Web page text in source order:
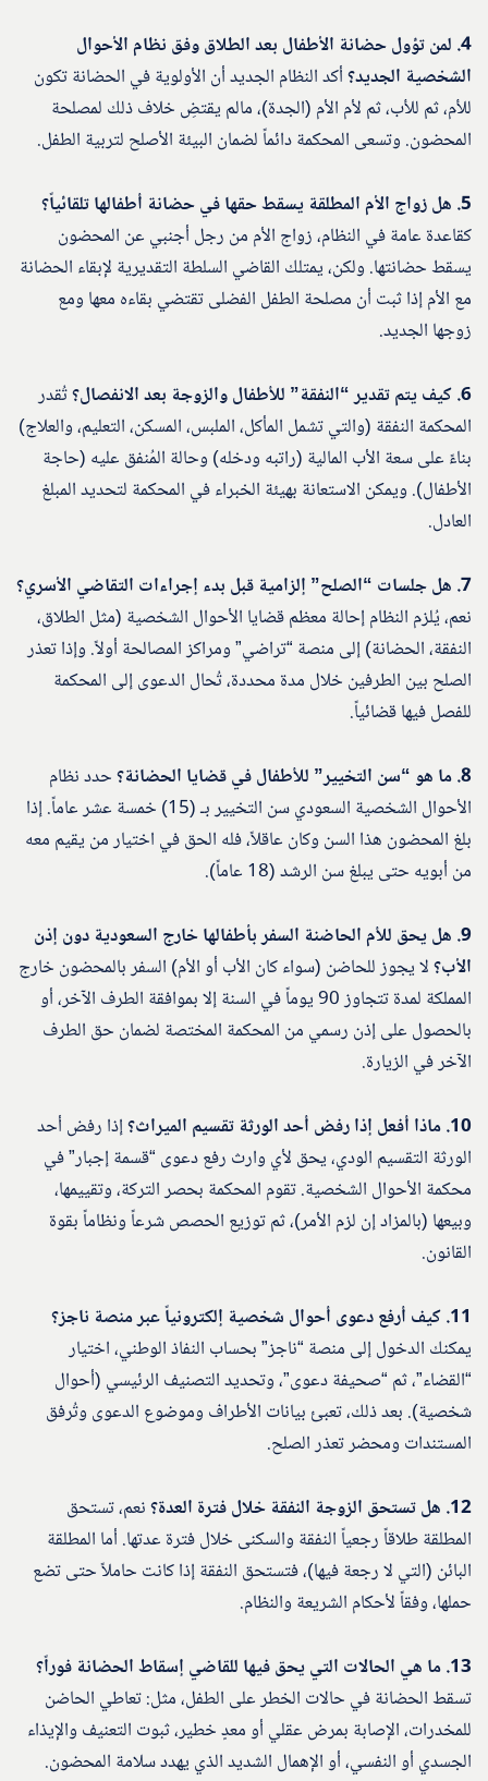
4. لمن تؤول حضانة الأطفال بعد الطلاق وفق نظام الأحوال
الشخصية الجديد؟أكد النظام الجديد أن الأولوية في الحضانة تكون
للأم، ثم للأب، ثم لأم الأم (الجدة)، مالم يقتضِ خلاف ذلك لمصلحة
المحضون. وتسعى المحكمة دائماً لضمان البيئة الأصلح لتربية الطفل.
5. هل زواج الأم المطلقة يسقط حقها في حضانة أطفالها تلقائياً؟
كقاعدة عامة في النظام، زواج الأم من رجل أجنبي عن المحضون
يسقط حضانتها. ولكن، يمتلك القاضي السلطة التقديرية لإبقاء الحضانة
مع الأم إذا ثبت أن مصلحة الطفل الفضلى تقتضي بقاءه معها ومع
زوجها الجديد.
6. كيف يتم تقدير “النفقة” للأطفال والزوجة بعد الانفصال؟
تُقدر
المحكمة النفقة (والتي تشمل المأكل، الملبس، المسكن، التعليم، والعلاج)
بناءً على سعة الأب المالية (راتبه ودخله) وحالة المُنفق عليه (حاجة
الأطفال). ويمكن الاستعانة بهيئة الخبراء في المحكمة لتحديد المبلغ
العادل.
7. هل جلسات “الصلح” إلزامية قبل بدء إجراءات التقاضي الأسري؟
نعم، يُلزم النظام إحالة معظم قضايا الأحوال الشخصية (مثل الطلاق،
النفقة، الحضانة) إلى منصة “تراضي” ومراكز المصالحة أولاً. وإذا تعذر
الصلح بين الطرفين خلال مدة محددة، تُحال الدعوى إلى المحكمة
للفصل فيها قضائياً.
8. ما هو “سن التخيير” للأطفال في قضايا الحضانة؟
حدد نظام
الأحوال الشخصية السعودي سن التخيير بـ (15) خمسة عشر عاماً. إذا
بلغ المحضون هذا السن وكان عاقلاً، فله الحق في اختيار من يقيم معه
من أبويه حتى يبلغ سن الرشد (18 عاماً).
9. هل يحق للأم الحاضنة السفر بأطفالها خارج السعودية دون إذن
الأب؟لا يجوز للحاضن (سواء كان الأب أو الأم) السفر بالمحضون خارج
المملكة لمدة تتجاوز 90 يوماً في السنة إلا بموافقة الطرف الآخر، أو
بالحصول على إذن رسمي من المحكمة المختصة لضمان حق الطرف
الآخر في الزيارة.
10. ماذا أفعل إذا رفض أحد الورثة تقسيم الميراث؟
إذا رفض أحد
الورثة التقسيم الودي، يحق لأي وارث رفع دعوى “قسمة إجبار” في
محكمة الأحوال الشخصية. تقوم المحكمة بحصر التركة، وتقييمها،
وبيعها (بالمزاد إن لزم الأمر)، ثم توزيع الحصص شرعاً ونظاماً بقوة
القانون.
11. كيف أرفع دعوى أحوال شخصية إلكترونياً عبر منصة ناجز؟
يمكنك الدخول إلى منصة “ناجز” بحساب النفاذ الوطني، اختيار
“القضاء”، ثم “صحيفة دعوى”، وتحديد التصنيف الرئيسي (أحوال
شخصية). بعد ذلك، تعبئ بيانات الأطراف وموضوع الدعوى وتُرفق
المستندات ومحضر تعذر الصلح.
12. هل تستحق الزوجة النفقة خلال فترة العدة؟
نعم، تستحق
المطلقة طلاقاً رجعياً النفقة والسكنى خلال فترة عدتها. أما المطلقة
البائن (التي لا رجعة فيها)، فتستحق النفقة إذا كانت حاملاً حتى تضع
حملها، وفقاً لأحكام الشريعة والنظام.
13. ما هي الحالات التي يحق فيها للقاضي إسقاط الحضانة فوراً؟
تسقط الحضانة في حالات الخطر على الطفل، مثل: تعاطي الحاضن
للمخدرات، الإصابة بمرض عقلي أو معدٍ خطير، ثبوت التعنيف والإيذاء
الجسدي أو النفسي، أو الإهمال الشديد الذي يهدد سلامة المحضون.